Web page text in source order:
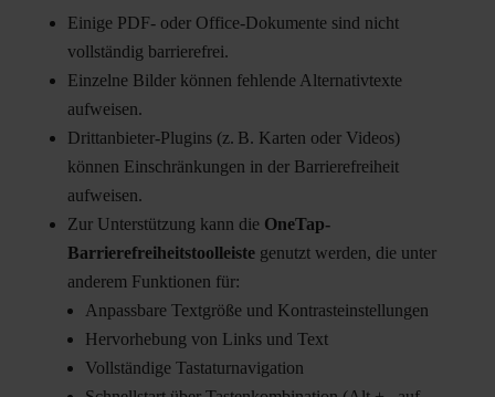
Einige PDF- oder Office-Dokumente sind nicht
vollständig barrierefrei.
Einzelne Bilder können fehlende Alternativtexte
aufweisen.
Drittanbieter-Plugins (z. B. Karten oder Videos)
können Einschränkungen in der Barrierefreiheit
aufweisen.
Zur Unterstützung kann die OneTap-
Barrierefreiheitstoolleistegenutzt werden, die unter
anderem Funktionen für:
Anpassbare Textgröße und Kontrasteinstellungen
Hervorhebung von Links und Text
Vollständige Tastaturnavigation